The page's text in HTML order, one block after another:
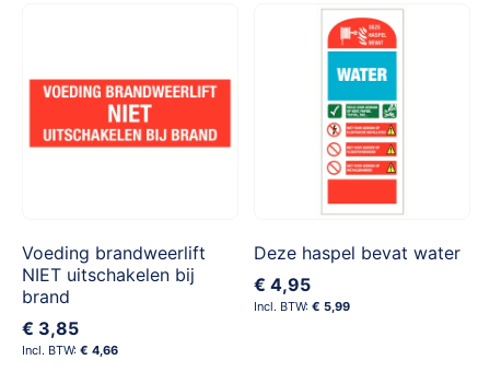
Voeding brandweerlift
NIET uitschakelen bij
brand
€ 3,85
€ 4,66
Deze haspel bevat water
€ 4,95
€ 5,99